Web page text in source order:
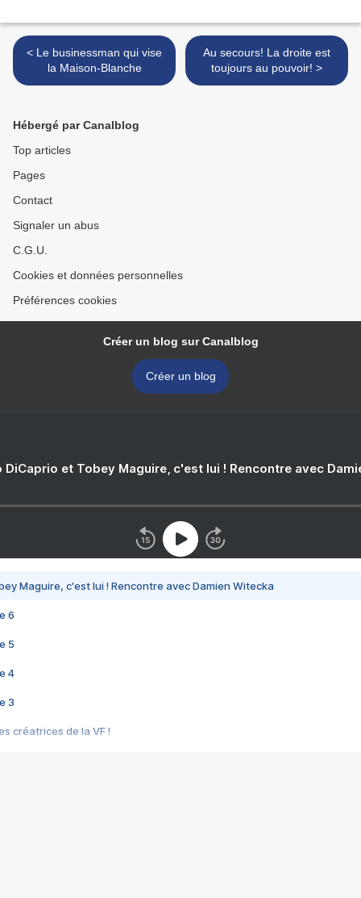
< Le businessman qui vise
la Maison-Blanche
Au secours! La droite est
toujours au pouvoir! >
Hébergé par Canalblog
Top articles
Pages
Contact
Signaler un abus
C.G.U.
Cookies et données personnelles
Préférences cookies
Créer un blog sur Canalblog
Créer un blog
DiCaprio et Tobey Maguire, c'est lui ! Rencontre avec
Maguire, c'est lui ! Rencontre avec Damien Witecka
6
5
4
3
créatrices de la VF !